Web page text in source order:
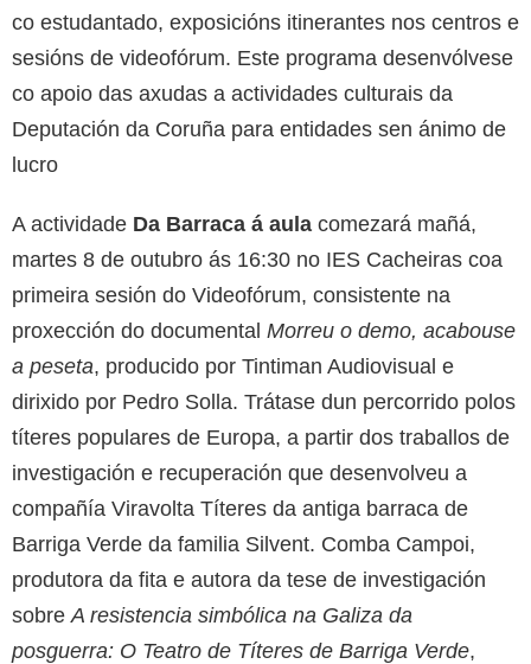
co estudantado, exposicións itinerantes nos centros e
sesións de videofórum. Este programa desenvólvese
co apoio das axudas a actividades culturais da
Deputación da Coruña para entidades sen ánimo de
lucro
A actividade Da Barraca á aula comezará mañá,
martes 8 de outubro ás 16:30 no IES Cacheiras coa
primeira sesión do Videofórum, consistente na
proxección do documental Morreu o demo, acabouse
a peseta, producido por Tintiman Audiovisual e
dirixido por Pedro Solla. Trátase dun percorrido polos
títeres populares de Europa, a partir dos traballos de
investigación e recuperación que desenvolveu a
compañía Viravolta Títeres da antiga barraca de
Barriga Verde da familia Silvent. Comba Campoi,
produtora da fita e autora da tese de investigación
sobre A resistencia simbólica na Galiza da
posguerra: O Teatro de Títeres de Barriga Verde,